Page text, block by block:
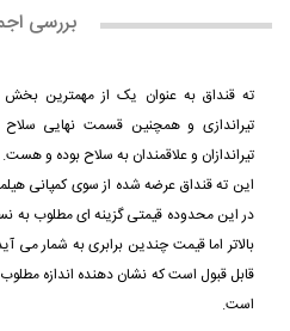
بررسی
ته قنداق به عنوان یک از مهمترین
تیراندازی و همچنین قسمت نهایی
تیراندازان و علاقمندان به سلاح بوده و هست.
این ته قنداق عرضه شده از سوی کمپانی
در این محدوده قیمتی گزینه ای مطلوب به
بالاتر اما قیمت چندین برابری به شمار می
قابل قبول است که نشان دهنده اندازه
است.